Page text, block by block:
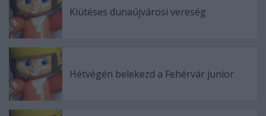
Kiütéses dunaújvárosi vereség
Hétvégén belekezd a Fehérvár junior